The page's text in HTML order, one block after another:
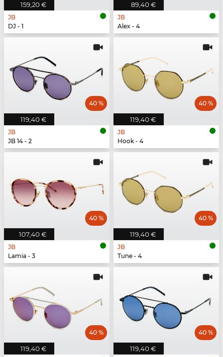
159,20 €
JB
DJ - 1
89,40 €
JB
Alex - 4
119,40 €
40 %
JB
JB 14 - 2
119,40 €
40 %
JB
Hook - 4
107,40 €
40 %
JB
Lamia - 3
119,40 €
40 %
JB
Tune - 4
119,40 €
40 %
119,40 €
40 %